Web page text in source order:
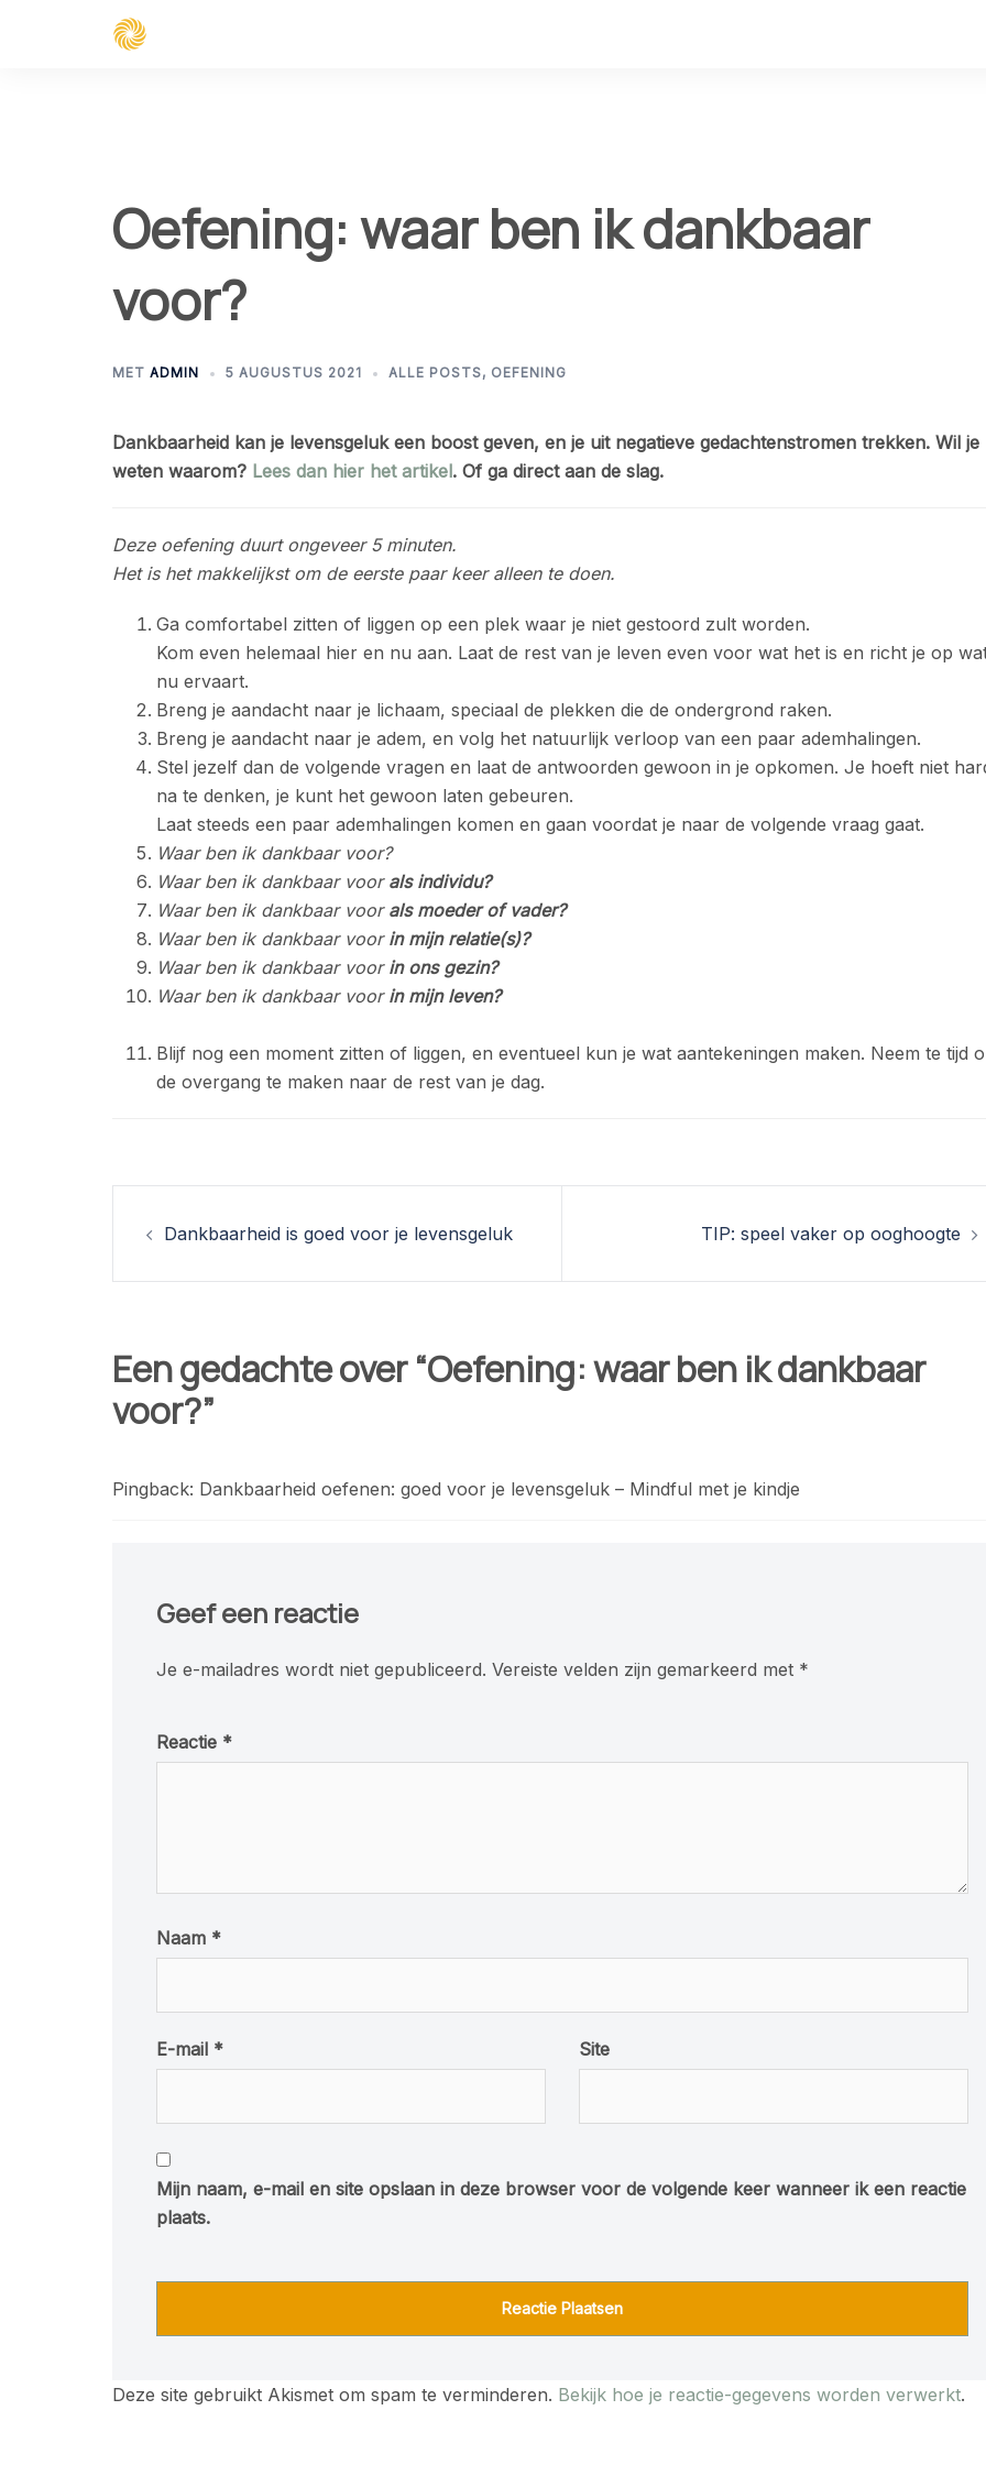
Oefening: waar ben ik dankbaar
voor?
MET ADMIN 5 AUGUSTUS 2021 ALLE POSTS, OEFENING
Dankbaarheid kan je levensgeluk een boost geven, en je uit negatieve gedachtenstromen trekken. Wil je
weten waarom? Lees dan hier het artikel. Of ga direct aan de slag.
Deze oefening duurt ongeveer 5 minuten.
Het is het makkelijkst om de eerste paar keer alleen te doen.
Ga comfortabel zitten of liggen op een plek waar je niet gestoord zult worden.
Kom even helemaal hier en nu aan. Laat de rest van je leven even voor wat het is en richt je op
nu ervaart.
Breng je aandacht naar je lichaam, speciaal de plekken die de ondergrond raken.
Breng je aandacht naar je adem, en volg het natuurlijk verloop van een paar ademhalingen.
Stel jezelf dan de volgende vragen en laat de antwoorden gewoon in je opkomen. Je hoeft niet
na te denken, je kunt het gewoon laten gebeuren.
Laat steeds een paar ademhalingen komen en gaan voordat je naar de volgende vraag gaat.
Waar ben ik dankbaar voor?
Waar ben ik dankbaar voor als individu?
Waar ben ik dankbaar voor als moeder of vader?
Waar ben ik dankbaar voor in mijn relatie(s)?
Waar ben ik dankbaar voor in ons gezin?
Waar ben ik dankbaar voor in mijn leven?
Blijf nog een moment zitten of liggen, en eventueel kun je wat aantekeningen maken. Neem te tijd
de overgang te maken naar de rest van je dag.
Berichtnavigatie
Dankbaarheid is goed voor je levensgeluk TIP: speel vaker op ooghoogte
Een gedachte over “Oefening: waar ben ik dankbaar
voor?”
Pingback: Dankbaarheid oefenen: goed voor je levensgeluk – Mindful met je kindje
Geef een reactie
Je e-mailadres wordt niet gepubliceerd. Vereiste velden zijn gemarkeerd met *
Reactie *
Naam *
E-mail * Site
Mijn naam, e-mail en site opslaan in deze browser voor de volgende keer wanneer ik een reactie
plaats.
Deze site gebruikt Akismet om spam te verminderen. Bekijk hoe je reactie-gegevens worden verwerkt.